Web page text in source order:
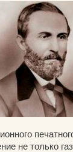
не только